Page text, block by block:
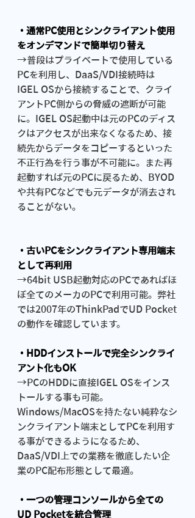
・通常PC使用とシンクライアント使用
をオンデマンドで簡単切り替え
→普段はプライベートで使用している
PCを利用し、DaaS/VDI接続時は
IGEL OSから接続することで、クライ
アントPC側からの脅威の遮断が可能
に。IGEL OS起動中は元のPCのディス
クはアクセスが出来なくなるため、接
続先からデータをコピーするといった
不正行為を行う事が不可能に。また再
起動すれば元のPCに戻るため、BYOD
や共有PCなどでも元データが消去され
ることがない。
・古いPCをシンクライアント専用端末
として再利用
→64bit USB起動対応のPCであればほ
ぼ全てのメーカのPCで利用可能。弊社
では2007年のThinkPadでUD Pocket
の動作を確認しています。
・HDDインストールで完全シンクライ
アント化もOK
→PCのHDDに直接IGEL OSをインス
トールする事も可能。
Windows/MacOSを持たない純粋なシ
ンクライアント端末としてPCを利用す
る事ができるようになるため、
DaaS/VDI上での業務を徹底したい企
業のPC配布形態として最適。
・一つの管理コンソールから全ての
UD Pocketを統合管理